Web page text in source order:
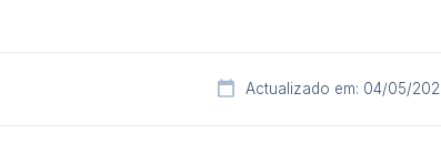
Actualizado em: 04/05/